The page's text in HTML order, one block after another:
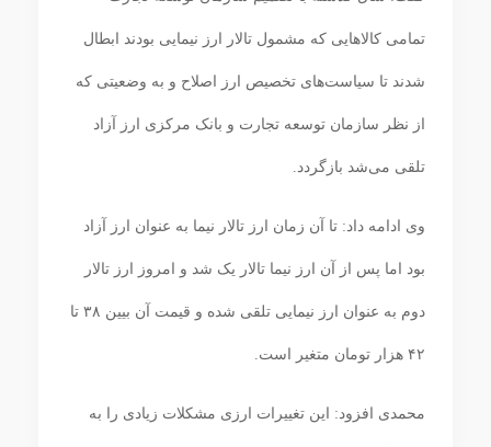
تمامی کالاهایی که مشمول تالار ارز نیمایی بودند ابطال
شدند تا سیاست‌های تخصیص ارز اصلاح و به وضعیتی که
از نظر سازمان توسعه تجارت و بانک مرکزی ارز آزاد
تلقی می‌شد بازگردد.
وی ادامه داد: تا آن زمان ارز تالار نیما به عنوان ارز آزاد
بود اما پس از آن ارز نیما تالار یک شد و امروز ارز تالار
دوم به عنوان ارز نیمایی تلقی شده و قیمت آن بیین ۳۸ تا
۴۲ هزار تومان متغیر است.
محمدی افزود: این تغییرات ارزی مشکلات زیادی را به